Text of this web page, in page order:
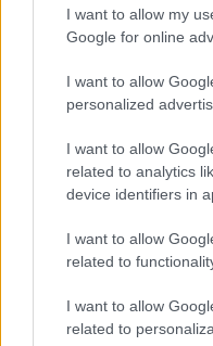
I want to allow my
Google for online
I want to allow
personalized
I want to allow
related to analytics
device identifiers in
I want to allow
related to
I want to allow
related to
IL PIÙ